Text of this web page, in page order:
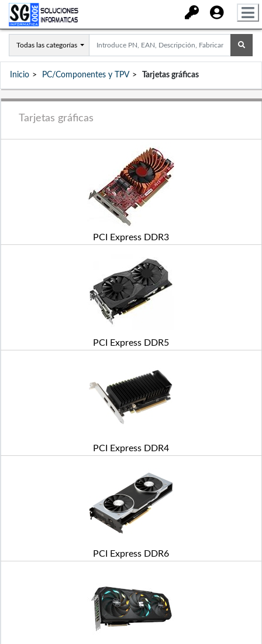
Todas las categorías
Inicio PC/Componentes y TPV Tarjetas gráficas
Tarjetas gráficas
PCI Express DDR3
PCI Express DDR5
PCI Express DDR4
PCI Express DDR6